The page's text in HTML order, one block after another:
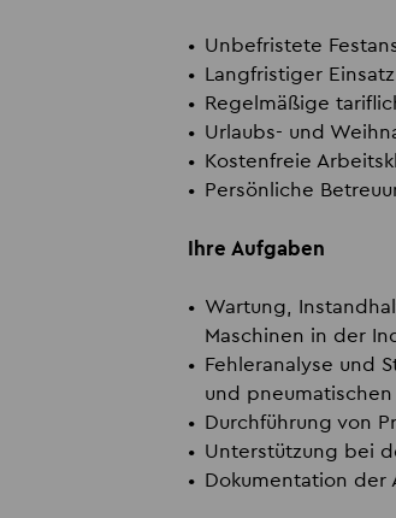
Unbefristete
Langfristiger
Regelmäßige
Urlaubs- und
Kostenfreie
Persönliche
Ihre Aufgaben
Wartung,
Maschinen in der
Fehleranalyse und
und pneumatischen
Durchführung von
Unterstützung bei
Dokumentation der